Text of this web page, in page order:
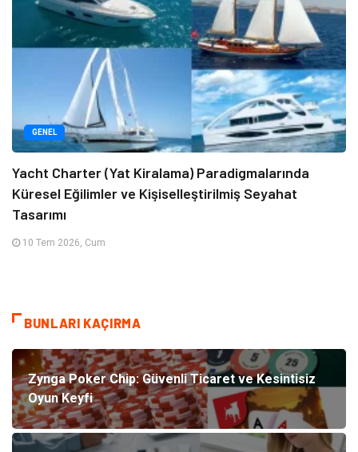
GENEL
Yacht Charter (Yat Kiralama) Paradigmalarında
Küresel Eğilimler ve Kişiselleştirilmiş Seyahat
Tasarımı
10 Tem 2026, Cum
BUNLARI KAÇIRMA
Zynga Poker Chip: Güvenli Ticaret ve Kesintisiz
Oyun Keyfi